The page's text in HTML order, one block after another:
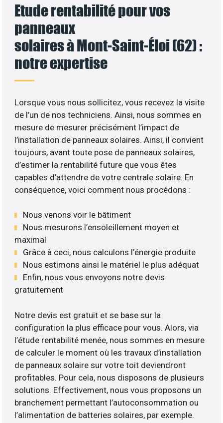
Etude rentabilité pour vos
panneaux
solaires à Mont-Saint-Éloi (62) :
notre expertise
Lorsque vous nous sollicitez, vous recevez la visite
de l’un de nos techniciens. Ainsi, nous sommes en
mesure de mesurer précisément l’impact de
l’installation de panneaux solaires. Ainsi, il convient
toujours, avant toute pose de panneaux solaires,
d’estimer la rentabilité future que vous êtes
capables d’attendre de votre centrale solaire. En
conséquence, voici comment nous procédons :
Nous venons voir le bâtiment
Nous mesurons l’ensoleillement moyen et
maximal
Grâce à ceci, nous calculons l’énergie produite
Nous estimons ainsi le matériel le plus adéquat
Enfin, nous vous envoyons notre devis
gratuitement
Notre devis est gratuit et se base sur la
configuration la plus efficace pour vous. Alors, via
l’étude rentabilité menée, nous sommes en mesure
de calculer le moment où les travaux d’installation
de panneaux solaire sur votre toit deviendront
profitables. Pour cela, nous disposons de plusieurs
solutions. Effectivement, nous vous proposons un
branchement permettant l’autoconsommation ou
l’alimentation de batteries solaires, par exemple.